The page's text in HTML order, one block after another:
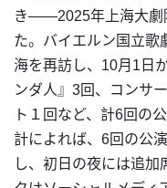
き――2025年上海大劇
た。バイエルン国立歌
海を再訪し、10月1日
ンダ人』3回、コンサ
ト１回など、計6回の
計によれば、6回の公
し、初日の夜には追加